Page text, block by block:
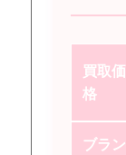
買取価
格
ブラン